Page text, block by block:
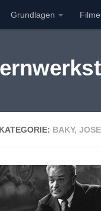
Inhalt springen
Grundlagen
KATEGORIE: BAKY,